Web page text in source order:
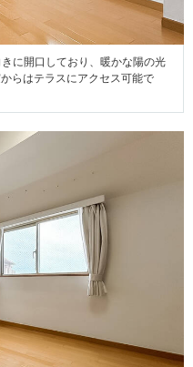
に開口しており、暖かな陽の光
らはテラスにアクセス可能で